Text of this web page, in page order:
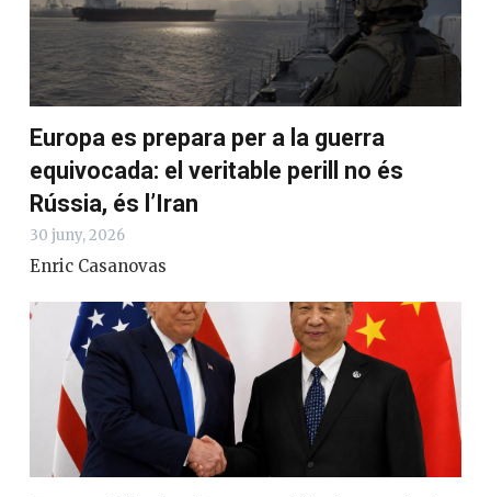
Europa es prepara per a la guerra
equivocada: el veritable perill no és
Rússia, és l’Iran
30 juny, 2026
Enric Casanovas